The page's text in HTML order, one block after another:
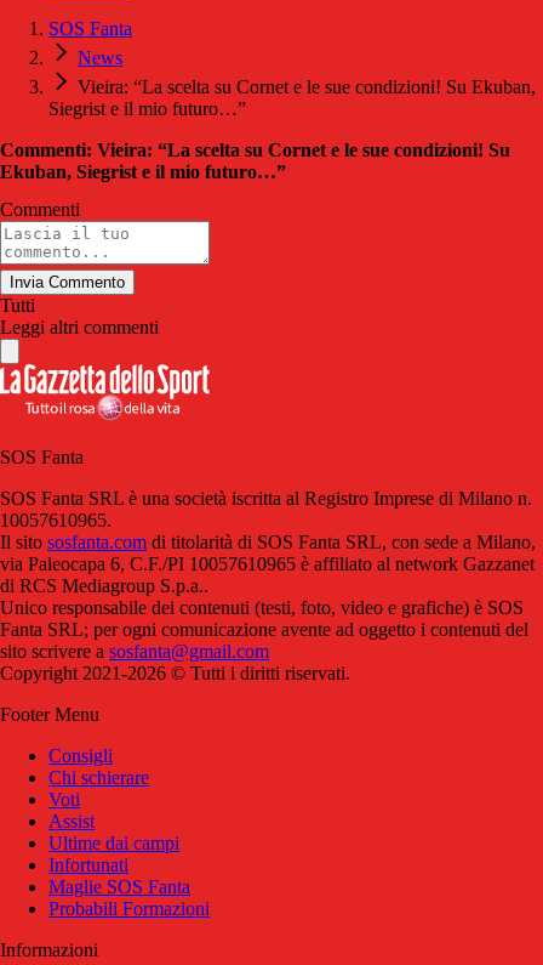
SOS Fanta
News
Vieira: “La scelta su Cornet e le sue condizioni! Su Ekuban,
Siegrist e il mio futuro…”
Commenti: Vieira: “La scelta su Cornet e le sue condizioni! Su
Ekuban, Siegrist e il mio futuro…”
Commenti
Invia Commento
Tutti
Leggi altri commenti
SOS Fanta
SOS Fanta SRL è una società iscritta al Registro Imprese di Milano n.
10057610965.
Il sito sosfanta.com di titolarità di SOS Fanta SRL, con sede a Milano,
via Paleocapa 6, C.F./PI 10057610965 è affiliato al network Gazzanet
di RCS Mediagroup S.p.a..
Unico responsabile dei contenuti (testi, foto, video e grafiche) è SOS
Fanta SRL; per ogni comunicazione avente ad oggetto i contenuti del
sito scrivere a sosfanta@gmail.com
Copyright 2021-2026 © Tutti i diritti riservati.
Footer Menu
Consigli
Chi schierare
Voti
Assist
Ultime dai campi
Infortunati
Maglie SOS Fanta
Probabili Formazioni
Informazioni